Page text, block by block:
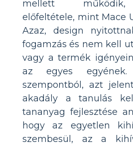
mellett működik,
előfeltétele, mint Mace
Azaz, design
fogamzás és nem kell
vagy a termék
az egyes
szempontból, azt
akadály a tanulás
tananyag fejlesztése
hogy az egyetlen
szembesül, az a